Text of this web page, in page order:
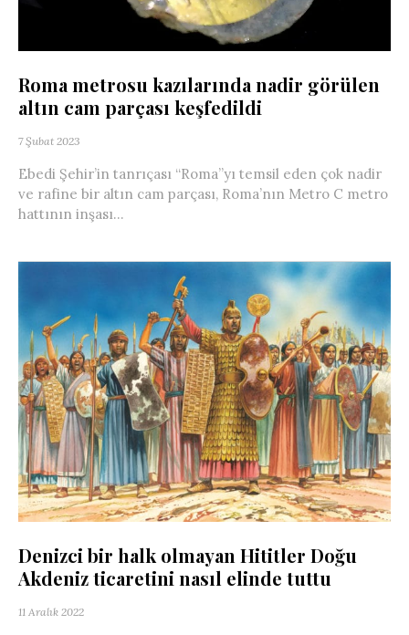
Roma metrosu kazılarında nadir görülen
altın cam parçası keşfedildi
7 Şubat 2023
Ebedi Şehir’in tanrıçası “Roma”yı temsil eden çok nadir
ve rafine bir altın cam parçası, Roma’nın Metro C metro
hattının inşası...
Denizci bir halk olmayan Hititler Doğu
Akdeniz ticaretini nasıl elinde tuttu
11 Aralık 2022